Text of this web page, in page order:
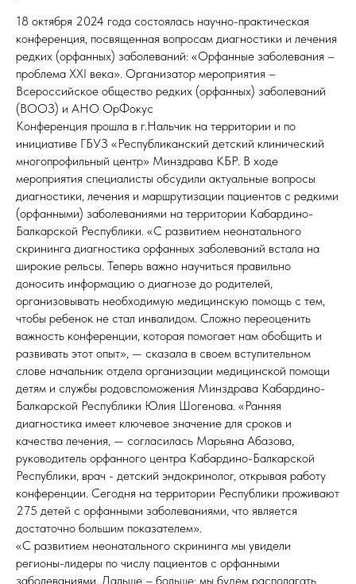
18 октября 2024 года состоялась научно-практическая
конференция, посвященная вопросам диагностики и лечения
редких (орфанных) заболеваний: «Орфанные заболевания –
проблема ХХI века». Организатор мероприятия –
Всероссийское общество редких (орфанных) заболеваний
(ВООЗ) и АНО ОрФокус
Конференция прошла в г.Нальчик на территории и по
инициативе ГБУЗ «Республиканский детский клинический
многопрофильный центр» Минздрава КБР. В ходе
мероприятия специалисты обсудили актуальные вопросы
диагностики, лечения и маршрутизации пациентов с редкими
(орфанными) заболеваниями на территории Кабардино-
Балкарской Республики. «С развитием неонатального
скрининга диагностика орфанных заболеваний встала на
широкие рельсы. Теперь важно научиться правильно
доносить информацию о диагнозе до родителей,
организовывать необходимую медицинскую помощь с тем,
чтобы ребенок не стал инвалидом. Сложно переоценить
важность конференции, которая помогает нам обобщить и
развивать этот опыт», — сказала в своем вступительном
слове начальник отдела организации медицинской помощи
детям и службы родовспоможения Минздрава Кабардино-
Балкарской Республики Юлия Шогенова. «Ранняя
диагностика имеет ключевое значение для сроков и
качества лечения, — согласилась Марьяна Абазова,
руководитель орфанного центра Кабардино-Балкарской
Республики, врач - детский эндокринолог, открывая работу
конференции. Сегодня на территории Республики проживают
275 детей с орфанными заболеваниями, что является
достаточно большим показателем».
«С развитием неонатального скрининга мы увидели
регионы-лидеры по числу пациентов с орфанными
заболеваниями. Дальше – больше: мы будем располагать